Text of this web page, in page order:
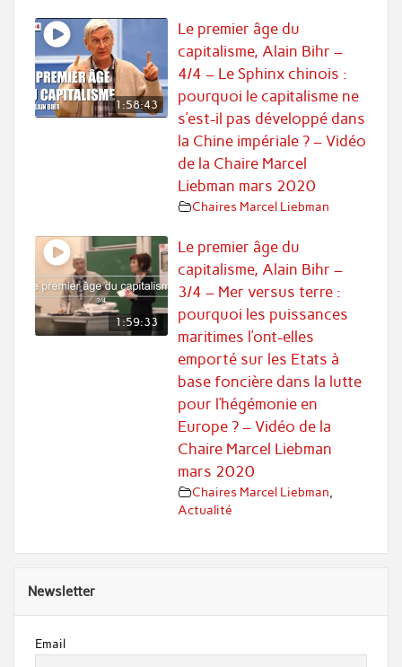
1:58:43
Le premier âge du
capitalisme, Alain Bihr –
4/4 – Le Sphinx chinois :
pourquoi le capitalisme ne
s’est-il pas développé dans
la Chine impériale ? – Vidéo
de la Chaire Marcel
Liebman mars 2020
Chaires Marcel Liebman
1:59:33
Le premier âge du
capitalisme, Alain Bihr –
3/4 – Mer versus terre :
pourquoi les puissances
maritimes l’ont-elles
emporté sur les Etats à
base foncière dans la lutte
pour l’hégémonie en
Europe ? – Vidéo de la
Chaire Marcel Liebman
mars 2020
Chaires Marcel Liebman
Actualité
Newsletter
Email